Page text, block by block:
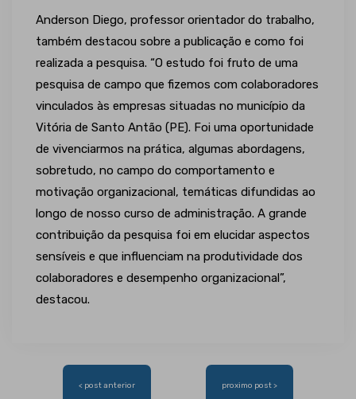
Anderson Diego, professor orientador do trabalho,
também destacou sobre a publicação e como foi
realizada a pesquisa. “O estudo foi fruto de uma
pesquisa de campo que fizemos com colaboradores
vinculados às empresas situadas no município da
Vitória de Santo Antão (PE). Foi uma oportunidade
de vivenciarmos na prática, algumas abordagens,
sobretudo, no campo do comportamento e
motivação organizacional, temáticas difundidas ao
longo de nosso curso de administração. A grande
contribuição da pesquisa foi em elucidar aspectos
sensíveis e que influenciam na produtividade dos
colaboradores e desempenho organizacional”,
destacou.
Navegação
< post anterior proximo post >